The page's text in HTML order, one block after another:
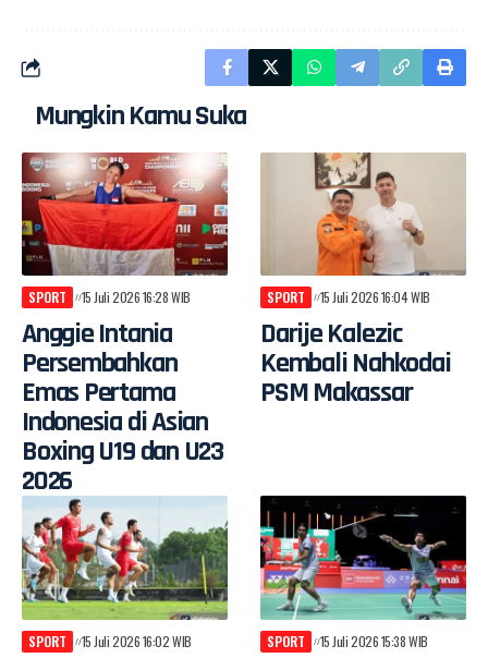
Mungkin Kamu Suka
SPORT 15 Juli 2026 16:28 WIB
Anggie Intania
Persembahkan
Emas Pertama
Indonesia di Asian
Boxing U19 dan U23
2026
SPORT 15 Juli 2026 16:04 WIB
Darije Kalezic
Kembali Nahkodai
PSM Makassar
SPORT 15 Juli 2026 16:02 WIB SPORT 15 Juli 2026 15:38 WIB